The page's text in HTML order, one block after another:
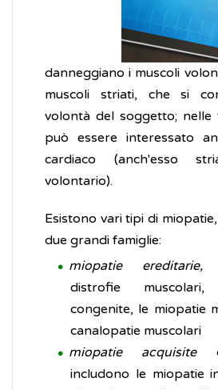
danneggiano i muscoli
muscoli striati, che si
volontà del soggetto;
può essere interessato
cardiaco (anch'esso
volontario).
Esistono vari tipi di
due grandi famiglie:
miopatie ereditarie,
distrofie
congenite, le miopatie
canalopatie muscolari
miopatie acquisiteo
includono le miopatie